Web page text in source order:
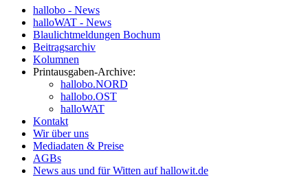
hallobo - News
halloWAT - News
Blaulichtmeldungen Bochum
Beitragsarchiv
Kolumnen
Printausgaben-Archive:
hallobo.NORD
hallobo.OST
halloWAT
Kontakt
Wir über uns
Mediadaten & Preise
AGBs
News aus und für Witten auf hallowit.de